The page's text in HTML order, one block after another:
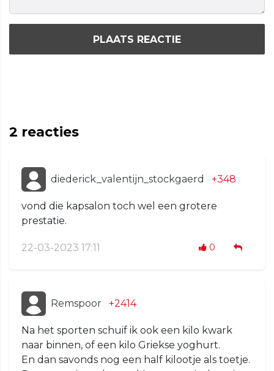
PLAATS REACTIE
2 reacties
diederick_valentijn_stockgaerd +348
vond die kapsalon toch wel een grotere
prestatie.
22-03-2023 17:11 0
Remspoor +2414
Na het sporten schuif ik ook een kilo kwark
naar binnen, of een kilo Griekse yoghurt.
En dan savonds nog een half kilootje als toetje.